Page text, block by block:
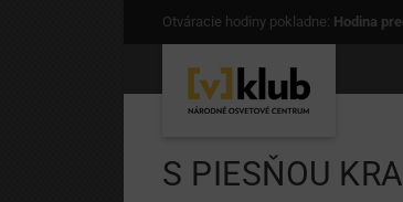
Otváracie hodiny pokladne: Hodina
S PIESŇOU